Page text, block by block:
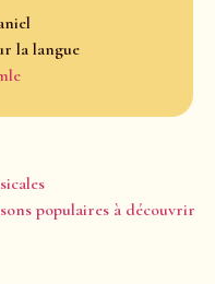
la langue
populaires à découvrir